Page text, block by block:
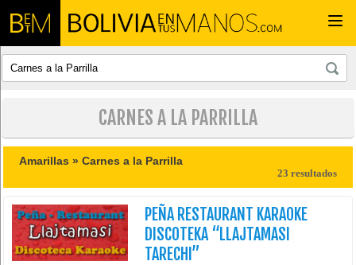
CARNES A LA PARRILLA
Amarillas »Carnes a la Parrilla
23 resultados
PEÑA RESTAURANT KARAOKE
DISCOTEKA “LLAJTAMASI
TARECHI”